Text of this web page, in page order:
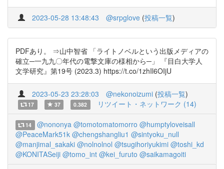
2023-05-28 13:48:43 @srpglove (投稿一覧)
PDFあり。 ⇒山中智省 「ライトノベルという出版メディアの
確立─一九九〇年代の電撃文庫の様相から─」 『目白大学人
文学研究』第19号 (2023.3) https://t.co/1zhIl6OIjU
2023-05-23 23:28:03 @nekonoizumi (投稿一覧)
17 37 0.382 リツイート・ネットワーク (14)
14 @nononya @tomotomatomorro @humptyloveisall
@PeaceMark51k @chengshangliu1 @sintyoku_null
@manjimal_sakaki @nolnolnol @tsugihoriyukimi @toshi_kd
@KONITASeiji @tomo_int @kei_furuto @saikamagoiti